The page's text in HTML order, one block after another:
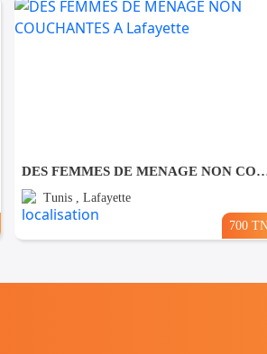
DES FEMMES DE MENAGE NON
Tunis , Lafayette
700